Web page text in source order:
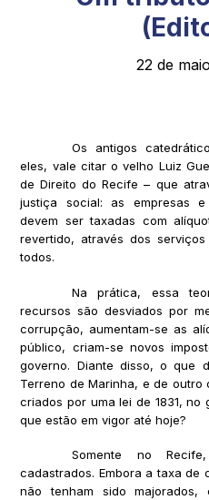
22 de
Os antigos
eles, vale citar o velho Luiz
de Direito do Recife – que
justiça social: as empresas
devem ser taxadas com
revertido, através dos
todos.
Na prática, essa
recursos são desviados por
corrupção, aumentam-se as
público, criam-se novos
governo. Diante disso, o que
Terreno de Marinha, e de outro
criados por uma lei de 1831, no
que estão em vigor até hoje?
Somente no
cadastrados. Embora a taxa
não tenham sido